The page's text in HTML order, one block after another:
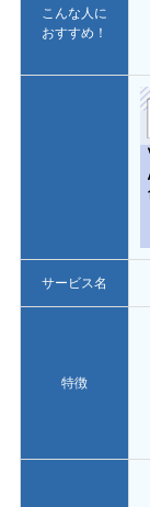
こんな人に
おすすめ！
サービス名
特徴